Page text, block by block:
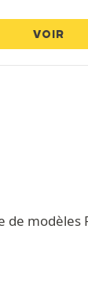
VOIR
de